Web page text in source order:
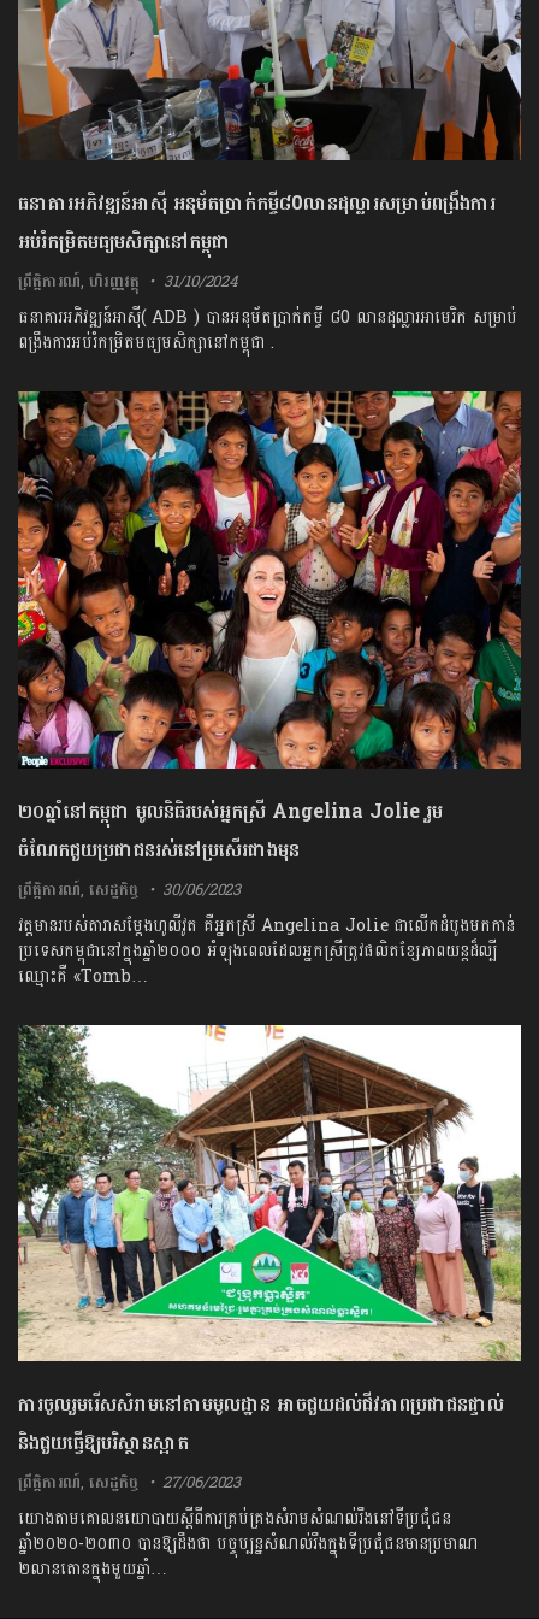
ធនាគារអភិវឌ្ឍន៍អាស៊ី អនុម័តប្រាក់កម្ចី៨0លានដុល្លារសម្រាប់ពង្រឹងការ
អប់រំកម្រិតមធ្យមសិក្សានៅកម្ពុជា
ព្រឹត្តិការណ៍,ហិរញ្ញវត្ថុ 31/10/2024
ធនាគារអភិវឌ្ឍន៍អាស៊ី( ADB ) បានអនុម័តប្រាក់កម្ចី ៨0 លានដុល្លារអាមេរិក សម្រាប់
ពង្រឹងការអប់រំកម្រិតមធ្យមសិក្សានៅកម្ពុជា .
២០​ឆ្នាំនៅកម្ពុជា មូលនិធិរបស់អ្នកស្រី Angelina Jolie រួម
ចំណែកជួយប្រជាជនរស់នៅប្រសើរ​ជាងមុន
ព្រឹត្តិការណ៍,សេដ្ឋកិច្ច 30/06/2023
វត្តមានរបស់តារាសម្ដែងហូលីវូត គឺអ្នកស្រី Angelina Jolie ជាលើកដំបូងមកកាន់
ប្រទេសកម្ពុជានៅក្នុងឆ្នាំ២០០០ អំឡុងពេលដែលអ្នកស្រីត្រូវផលិតខ្សែភាពយន្តដ៏ល្បី
ឈ្មោះគឺ «Tomb…
ការចូលរួមរើសសំរាមនៅតាមមូលដ្ឋាន អាចជួយដល់​ជីវ​ភាព​ប្រជាជនផ្ទាល់
និងជួយធ្វើឱ្យបរិស្ថានស្អាត
ព្រឹត្តិការណ៍,សេដ្ឋកិច្ច 27/06/2023
យោងតាមគោលនយោបាយស្ដីពីការគ្រប់គ្រងសំរាមសំណល់រឹងនៅទីប្រជុំជន
ឆ្នាំ២០២០-២០៣០ បានឱ្យដឹងថា បច្ចុប្បន្នសំណល់រឹងក្នុង​ទីប្រជុំ​ជន​មានប្រមាណ
២លានតោនក្នុងមួយឆ្នាំ…